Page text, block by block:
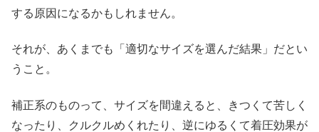
する原因になるかもしれません。
それが、あくまでも「適切なサイズを選んだ結果」だとい
うこと。
補正系のものって、サイズを間違えると、きつくて苦しく
なったり、クルクルめくれたり、逆にゆるくて着圧効果が